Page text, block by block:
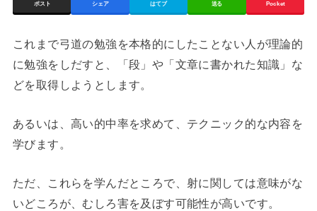
ポスト シェア はてブ 送る Pocket
これまで弓道の勉強を本格的にしたことない人が理論的
に勉強をしだすと、「段」や「文章に書かれた知識」な
どを取得しようとします。
あるいは、高い的中率を求めて、テクニック的な内容を
学びます。
ただ、これらを学んだところで、射に関しては意味がな
いどころが、むしろ害を及ぼす可能性が高いです。